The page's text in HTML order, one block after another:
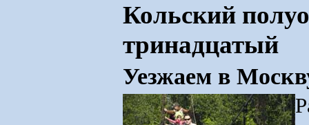
Кольский
тринадцатый
Уезжаем в